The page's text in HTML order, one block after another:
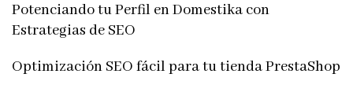
Potenciando tu Perfil en Domestika con
Estrategias de SEO
Optimización SEO fácil para tu tienda PrestaShop